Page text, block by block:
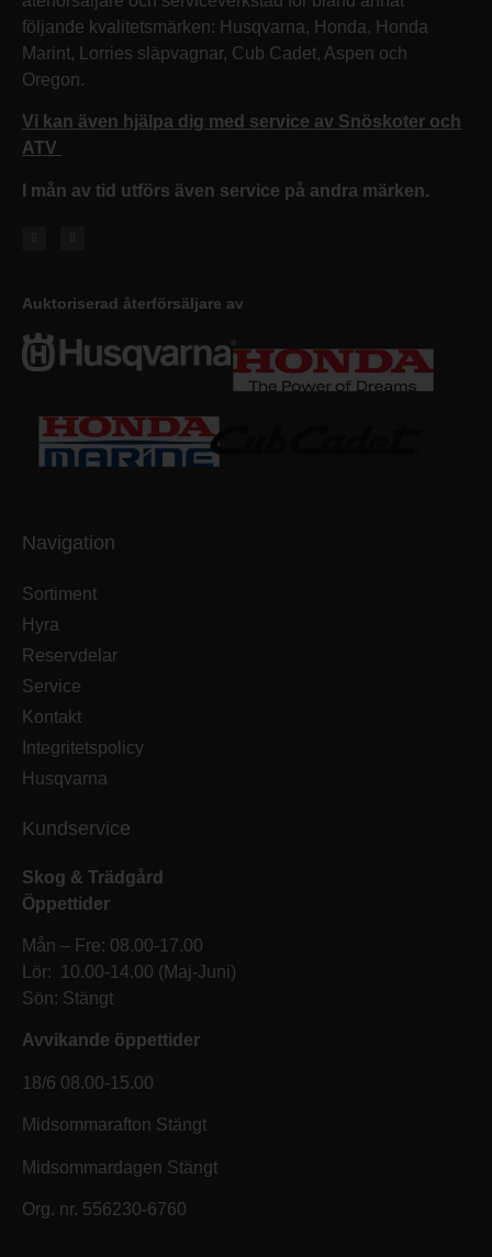
följande kvalitetsmärken: Husqvarna, Honda, Honda
Marint, Lorries släpvagnar, Cub Cadet, Aspen och
Oregon.
Vi kan även hjälpa dig med service av Snöskoter och
ATV
I mån av tid utförs även service på andra märken.
Auktoriserad återförsäljare av
Navigation
Sortiment
Hyra
Reservdelar
Service
Kontakt
Integritetspolicy
Husqvarna
Kundservice
Skog & Trädgård
Öppettider
Mån – Fre: 08.00-17.00
Lör: 10.00-14.00 (Maj-Juni)
Sön: Stängt
Avvikande öppettider
18/6 08.00-15.00
Midsommarafton Stängt
Midsommardagen Stängt
Org. nr. 556230-6760